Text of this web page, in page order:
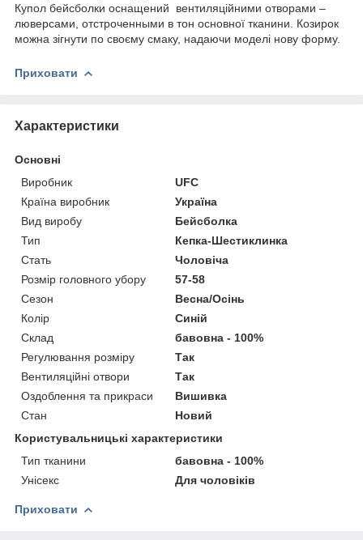
Купол бейсболки оснащений
вентиляційними отворами –
люверсами, отстроченными в тон основної тканини. Козирок
можна зігнути по своєму смаку, надаючи моделі нову форму.
Приховати
Характеристики
Основні
Виробник
UFC
Країна виробник
Україна
Вид виробу
Бейсболка
Тип
Кепка-Шестиклинка
Стать
Чоловіча
Розмір головного убору
57-58
Сезон
Весна/Осінь
Колір
Синій
Склад
бавовна - 100%
Регулювання розміру
Так
Вентиляційні отвори
Так
Оздоблення та прикраси
Вишивка
Стан
Новий
Користувальницькі характеристики
Тип тканини
бавовна - 100%
Унісекс
Для чоловіків
Приховати